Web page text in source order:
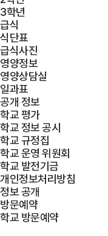
3학년
급식
식단표
급식사진
영양정보
영양상담실
일과표
공개 정보
학교 평가
학교 정보 공시
학교 규정집
학교 운영 위원회
학교 발전기금
개인정보처리방침
정보 공개
방문예약
학교 방문예약